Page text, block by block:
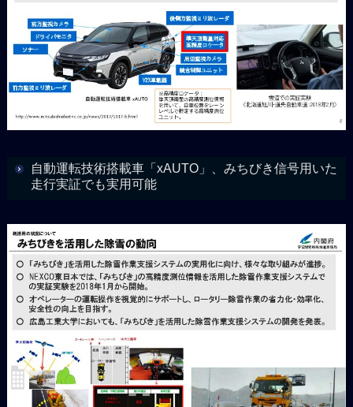
自動運転技術搭載車「xAUTO」、みちびき信号用いた
走行実証でも実用可能